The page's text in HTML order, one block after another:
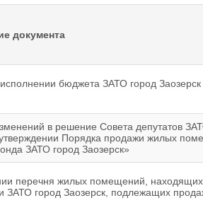
документа
бюджета ЗАТО город
в решение Совета депутатов
Порядка продажи жилых
ЗАТО город Заозерск»
перечня жилых помещений,
ЗАТО город Заозерск, подлежащих